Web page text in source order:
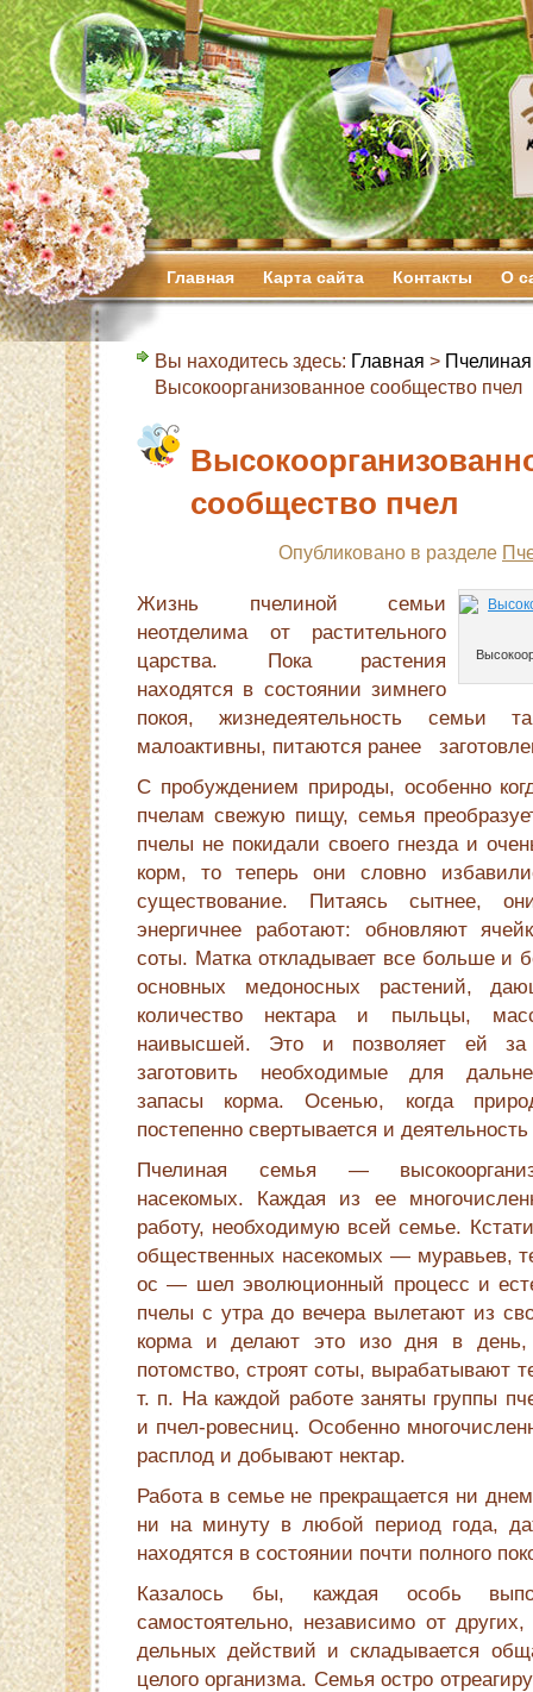
Главная Карта сайта Контакты О
Вы находитесь здесь: Главная >
Высокоорганизованное сообщество пчел
сообщество пчел
Опубликовано в разделе
Жизнь пчели­ной семьи
неотделима от растительного
царства. Пока рас­тения
находятся в состоянии зимнего
покоя, жизнедеятель­ность семьи
малоактивны, пита­ются ранее
С пробуждением природы, особенно
пчелам свежую пищу, семья
пчелы не покидали своего гнезда и
корм, то теперь они словно
существование. Питаясь сытнее,
энергичнее работают: обновляют
соты. Матка откладывает все больше и
основных медоносных растений,
количество нектара и пыльцы,
наивысшей. Это и позволяет ей за
заготовить необходимые для
запасы корма. Осенью, когда
постепенно свертывается и
Пчелиная семья —
насекомых. Каждая из ее
работу, необходимую всей семье.
общественных насекомых — муравьев,
ос — шел эволюционный процесс и
пчелы с утра до вечера вылетают из
корма и делают это изо дня в день,
потомство, строят соты, вырабатывают
т. п. На каждой работе заняты группы
и пчел-ровесниц. Особенно
расплод и добывают нектар.
Работа в семье не прекращается ни
ни на минуту в любой период года,
находятся в состоянии почти полного
Казалось бы, каждая особь
самостоятельно, независимо от
дельных действий и складывается
целого организма. Семья остро